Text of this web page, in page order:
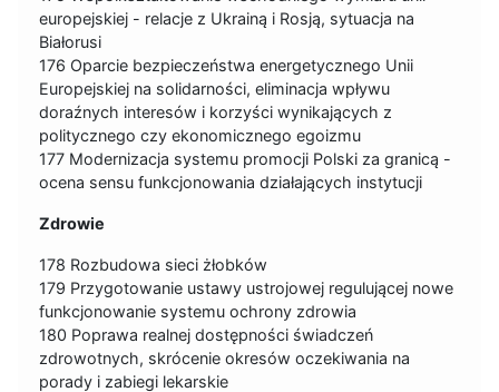
europejskiej - relacje z Ukrainą i Rosją, sytuacja na
Białorusi
176 Oparcie bezpieczeństwa energetycznego Unii
Europejskiej na solidarności, eliminacja wpływu
doraźnych interesów i korzyści wynikających z
politycznego czy ekonomicznego egoizmu
177 Modernizacja systemu promocji Polski za granicą -
ocena sensu funkcjonowania działających instytucji
Zdrowie
178 Rozbudowa sieci żłobków
179 Przygotowanie ustawy ustrojowej regulującej nowe
funkcjonowanie systemu ochrony zdrowia
180 Poprawa realnej dostępności świadczeń
zdrowotnych, skrócenie okresów oczekiwania na
porady i zabiegi lekarskie